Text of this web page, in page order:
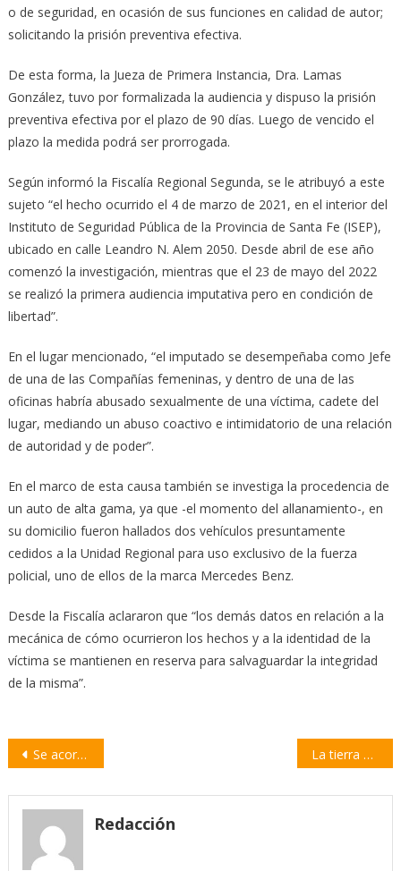
o de seguridad, en ocasión de sus funciones en calidad de autor;
solicitando la prisión preventiva efectiva.
De esta forma, la Jueza de Primera Instancia, Dra. Lamas
González, tuvo por formalizada la audiencia y dispuso la prisión
preventiva efectiva por el plazo de 90 días. Luego de vencido el
plazo la medida podrá ser prorrogada.
Según informó la Fiscalía Regional Segunda, se le atribuyó a este
sujeto “el hecho ocurrido el 4 de marzo de 2021, en el interior del
Instituto de Seguridad Pública de la Provincia de Santa Fe (ISEP),
ubicado en calle Leandro N. Alem 2050. Desde abril de ese año
comenzó la investigación, mientras que el 23 de mayo del 2022
se realizó la primera audiencia imputativa pero en condición de
libertad”.
En el lugar mencionado, “el imputado se desempeñaba como Jefe
de una de las Compañías femeninas, y dentro de una de las
oficinas habría abusado sexualmente de una víctima, cadete del
lugar, mediando un abuso coactivo e intimidatorio de una relación
de autoridad y de poder”.
En el marco de esta causa también se investiga la procedencia de
un auto de alta gama, ya que -el momento del allanamiento-, en
su domicilio fueron hallados dos vehículos presuntamente
cedidos a la Unidad Regional para uso exclusivo de la fuerza
policial, uno de ellos de la marca Mercedes Benz.
Desde la Fiscalía aclararon que “los demás datos en relación a la
mecánica de cómo ocurrieron los hechos y a la identidad de la
víctima se mantienen en reserva para salvaguardar la integridad
de la misma”.
Navegación
entradas
Se acordó un bono de $26.000 para trabajadores de seguridad privada La tierra para quién y para qué, el debate pendiente | por Alejandro Jasinski y otros
Redacción